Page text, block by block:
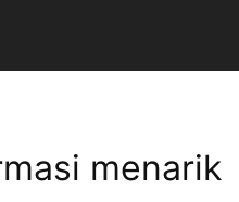
menarik